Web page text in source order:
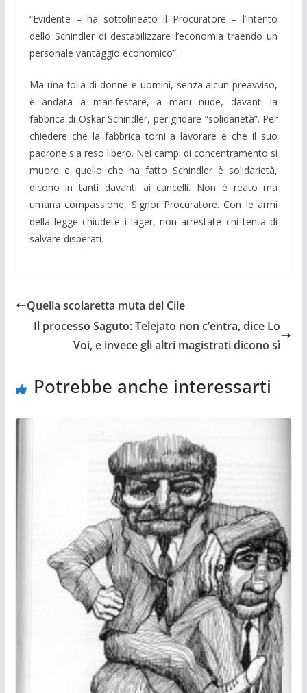
“Evidente – ha sottolineato il Procuratore – l’intento
dello Schindler di destabilizzare l’economia traendo un
personale vantaggio economico”.
Ma una folla di donne e uomini, senza alcun preavviso,
è andata a manifestare, a mani nude, davanti la
fabbrica di Oskar Schindler, per gridare “solidarietà”. Per
chiedere che la fabbrica torni a lavorare e che il suo
padrone sia reso libero. Nei campi di concentramento si
muore e quello che ha fatto Schindler è solidarietà,
dicono in tanti davanti ai cancelli. Non è reato ma
umana compassione, Signor Procuratore. Con le armi
della legge chiudete i lager, non arrestate chi tenta di
salvare disperati.
Quella scolaretta muta del Cile
Il processo Saguto: Telejato non c’entra, dice Lo
Voi, e invece gli altri magistrati dicono sì
Potrebbe anche interessarti